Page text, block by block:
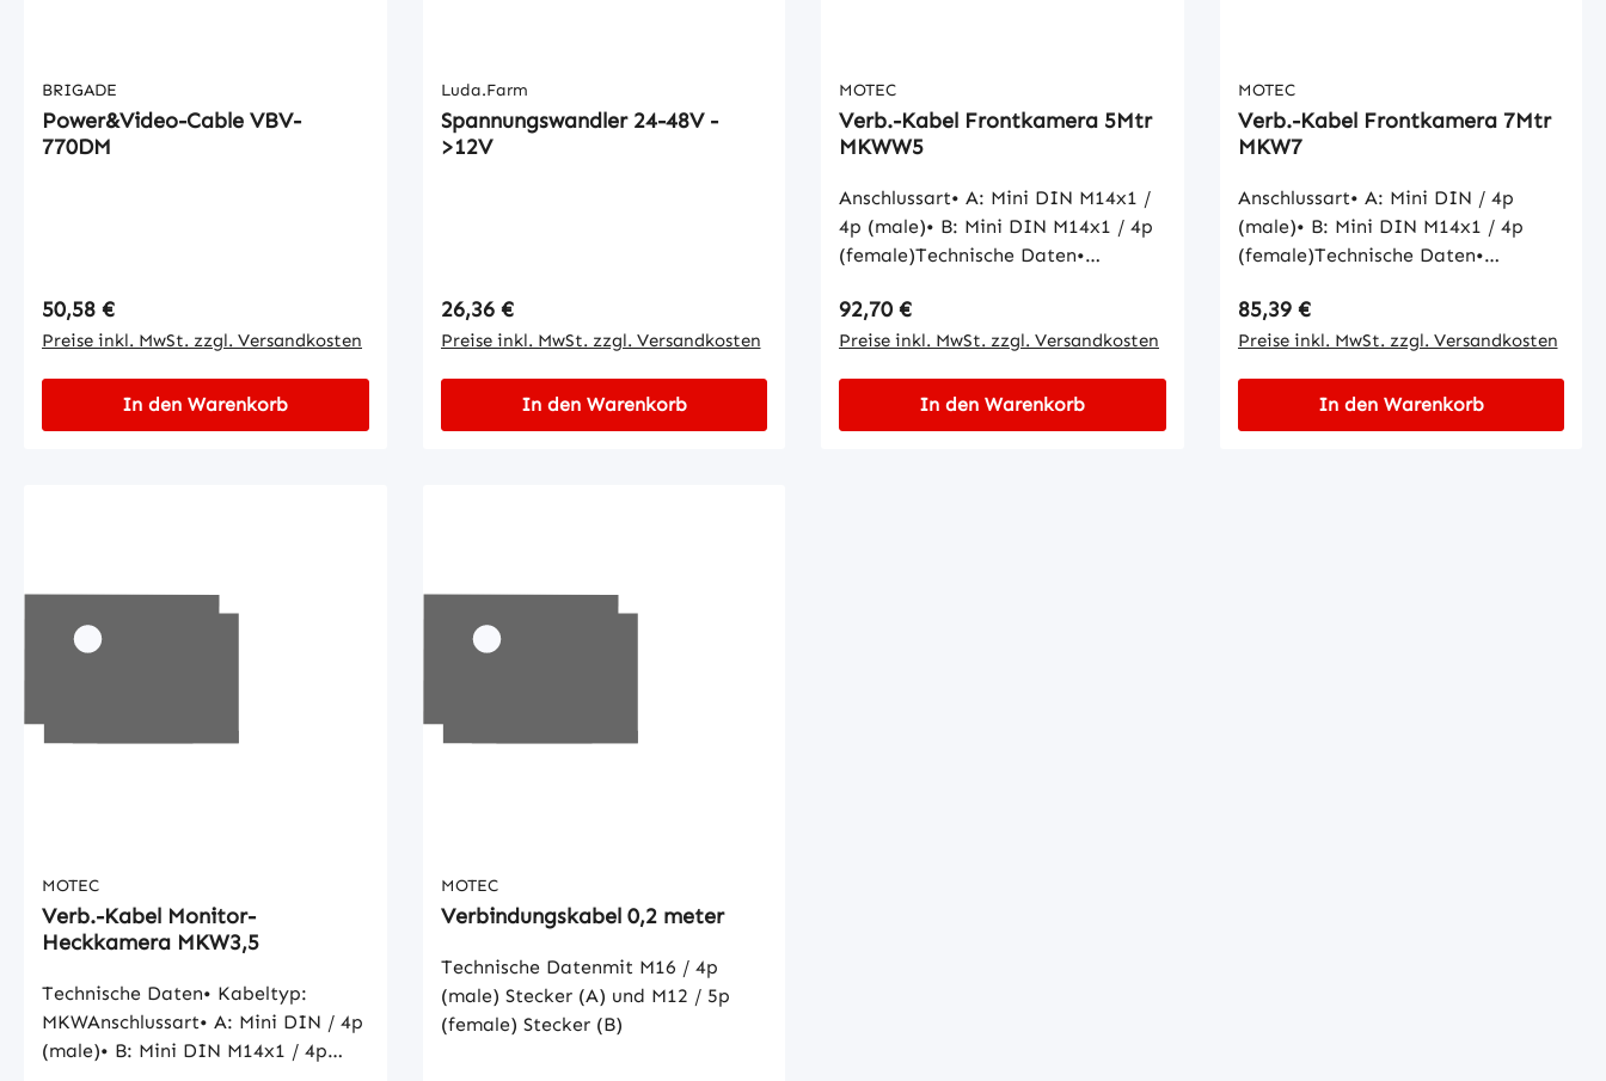
BRIGADE
Power&Video-Cable VBV-
770DM
Regulärer Preis:
50,58 €
Preise inkl. MwSt. zzgl. Versandkosten
In den Warenkorb
Luda.Farm
Spannungswandler 24-48V -
>12V
Regulärer Preis:
26,36 €
Preise inkl. MwSt. zzgl. Versandkosten
In den Warenkorb
MOTEC
Verb.-Kabel Frontkamera 5Mtr
MKWW5
Anschlussart• A: Mini DIN M14x1 /
4p (male)• B: Mini DIN M14x1 / 4p
(female)Technische Daten•
Regulärer Preis:
92,70 €
Preise inkl. MwSt. zzgl. Versandkosten
In den Warenkorb
MOTEC
Verb.-Kabel Frontkamera 7Mtr
MKW7
Anschlussart• A: Mini DIN / 4p
(male)• B: Mini DIN M14x1 / 4p
(female)Technische Daten•
Regulärer Preis:
85,39 €
Preise inkl. MwSt. zzgl. Versandkosten
In den Warenkorb
MOTEC
Verb.-Kabel Monitor-
Heckkamera MKW3,5
Technische Daten• Kabeltyp:
MKWAnschlussart• A: Mini DIN / 4p
(male)• B: Mini DIN M14x1 / 4p
MOTEC
Verbindungskabel 0,2 meter
Technische Datenmit M16 / 4p
(male) Stecker (A) und M12 / 5p
(female) Stecker (B)